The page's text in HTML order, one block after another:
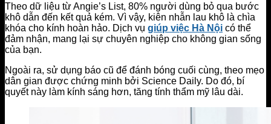
Theo dữ liệu từ Angie’s List, 80% người dùng bỏ qua bước
khô dẫn đến kết quả kém. Vì vậy, kiên nhẫn lau khô là chìa
khóa cho kính hoàn hảo. Dịch vụ giúp việc Hà Nội có thể
đảm nhận, mang lại sự chuyên nghiệp cho không gian sống
của bạn.
Ngoài ra, sử dụng báo cũ để đánh bóng cuối cùng, theo mẹo
dân gian được chứng minh bởi Science Daily. Do đó, bí
quyết này làm kính sáng hơn, tăng tính thẩm mỹ lâu dài.